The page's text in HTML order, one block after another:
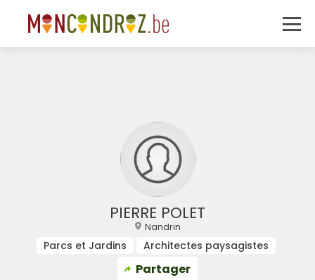
PIERRE POLET
Nandrin
Parcs et Jardins Architectes paysagistes
Partager